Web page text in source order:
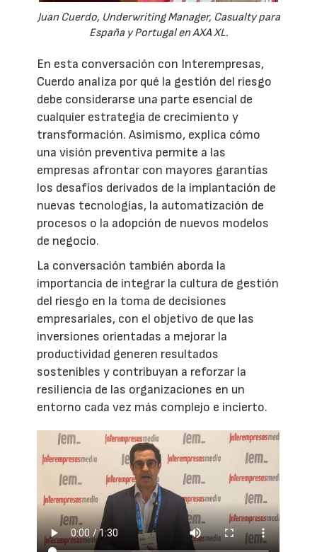
Juan Cuerdo, Underwriting Manager, Casualty para
España y Portugal en AXA XL.
En esta conversación con Interempresas,
Cuerdo analiza por qué la gestión del riesgo
debe considerarse una parte esencial de
cualquier estrategia de crecimiento y
transformación. Asimismo, explica cómo
una visión preventiva permite a las
empresas afrontar con mayores garantías
los desafíos derivados de la implantación de
nuevas tecnologías, la automatización de
procesos o la adopción de nuevos modelos
de negocio.
La conversación también aborda la
importancia de integrar la cultura de gestión
del riesgo en la toma de decisiones
empresariales, con el objetivo de que las
inversiones orientadas a mejorar la
productividad generen resultados
sostenibles y contribuyan a reforzar la
resiliencia de las organizaciones en un
entorno cada vez más complejo e incierto.